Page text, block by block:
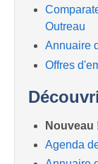
Outreau
Annuaire
Offres
Nouveau
Agenda